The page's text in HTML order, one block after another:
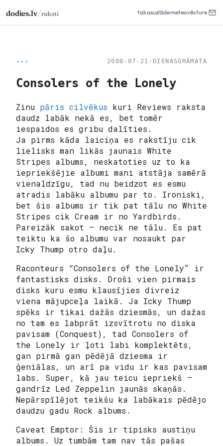
dodies.lv/raksti takasuzlādemeteovēsture
◂◂◂ 2008-07-21 · DIENASGRĀMATA
Consolers of the Lonely
Zinu pāris cilvēkus kuri Reviews raksta
daudz labāk nekā es, bet tomēr
iespaidos es gribu dalīties.
Ja pirms kāda laiciņa es rakstīju cik
lielisks man likās jaunais White
Stripes albums, neskatoties uz to ka
iepriekšējie albumi mani atstāja samērā
vienaldzīgu, tad nu beidzot es esmu
atradis labāku albumu par to. Ironiski,
bet šis albums ir tik pat tālu no White
Stripes cik Cream ir no Yardbirds.
Pareizāk sakot – necik ne tālu. Es pat
teiktu ka šo albumu var nosaukt par
Icky Thump otro daļu.
Raconteurs “Consolers of the Lonely” ir
fantastisks disks. Droši vien pirmais
disks kuru esmu klausījies divreiz
viena mājupceļa laikā. Ja Icky Thump
spēks ir tikai dažās dziesmās, un dažas
no tam es labprāt izsvītrotu no diska
pavisam (Conquest), tad Consolers of
the Lonely ir ļoti labi komplektēts,
gan pirmā gan pēdējā dziesma ir
ģeniālas, un arī pa vidu ir kas pavisam
labs. Super, kā jau teicu iepriekš –
gandrīz Led Zeppelin jaunās skaņās.
Nepārspīlējot teikšu ka labākais pēdējo
daudzu gadu Rock albums.
Caveat Emptor: Šis ir tipisks austiņu
albums. Uz tumbām tam nav tās pašas